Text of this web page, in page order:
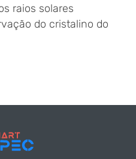
raios solares
do cristalino do